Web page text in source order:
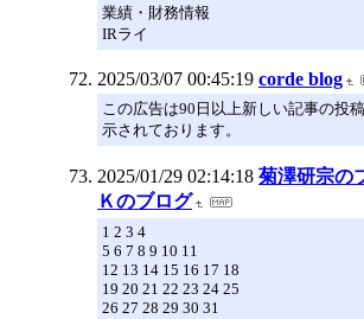
業績・財務情報
IRライ
2025/03/07 00:45:19 corde blog
この広告は90日以上新しい記事の投
示されております。
2025/01/29 02:14:18 菊澤研宗
Ｋのブログ
1 2 3 4
5 6 7 8 9 10 11
12 13 14 15 16 17 18
19 20 21 22 23 24 25
26 27 28 29 30 31